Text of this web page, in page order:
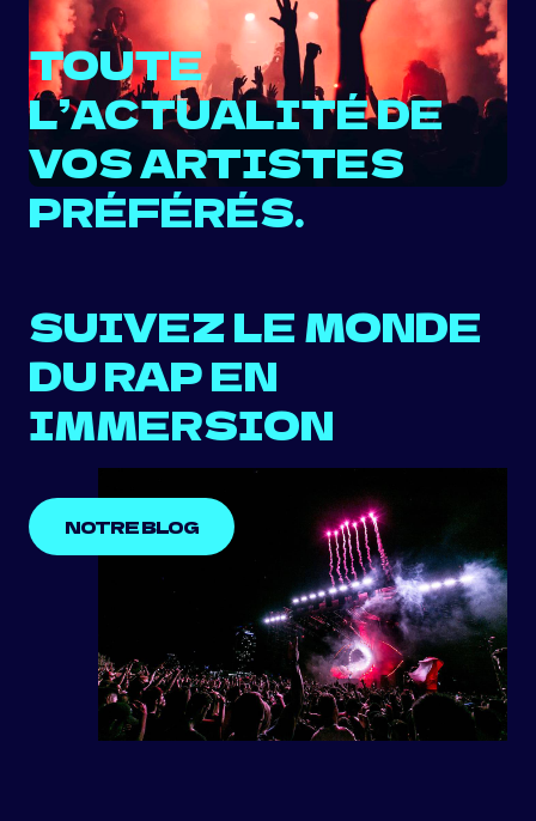
TOUTE
L’ACTUALITÉ DE
VOS ARTISTES
PRÉFÉRÉS.
SUIVEZ LE MONDE
DU RAP EN
IMMERSION
NOTRE BLOG